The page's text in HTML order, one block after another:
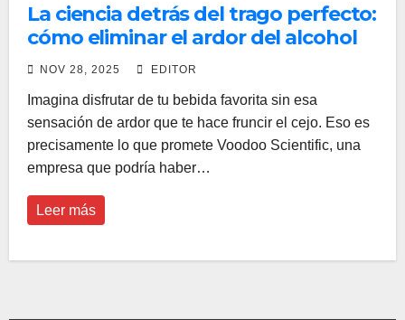
La ciencia detrás del trago perfecto:
cómo eliminar el ardor del alcohol
sin perder su esencia
NOV 28, 2025 EDITOR
Imagina disfrutar de tu bebida favorita sin esa
sensación de ardor que te hace fruncir el cejo. Eso es
precisamente lo que promete Voodoo Scientific, una
empresa que podría haber…
Leer más